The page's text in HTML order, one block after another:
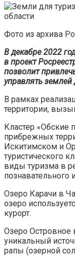
Фото из архива
В декабре 2022
в проект
позволит
управлять землей
В рамках
территории,
Кластер «Обские
прибрежных
Искитимском и
туристического
виды туризма в
познавательного
Озеро Карачи в
озеро
курорт.
Озеро Островное
уникальный
рапы (озерной